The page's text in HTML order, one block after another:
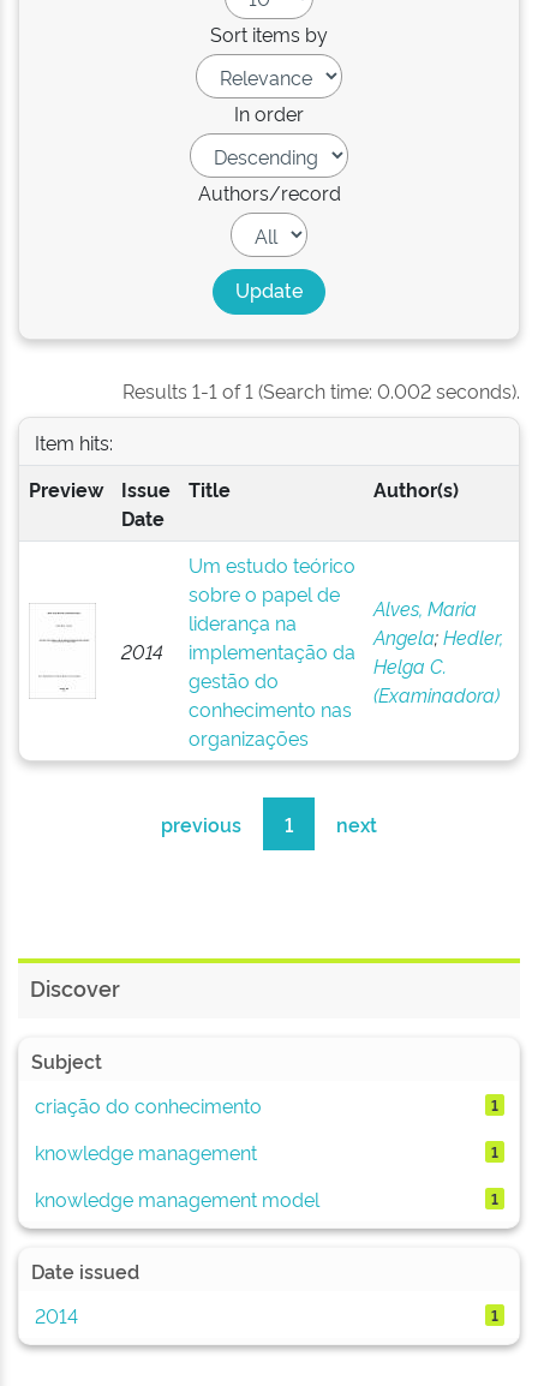
Sort items by
In order
Authors/record
Results 1-1 of 1 (Search time: 0.002 seconds).
Item hits:
Preview
Issue
Date
Title Author(s)
2014
Um estudo teórico
sobre o papel de
liderança na
implementação da
gestão do
conhecimento nas
organizações
Alves, Maria
Angela;Hedler,
Helga C.
(Examinadora)
previous 1 next
Discover
Subject
criação do conhecimento
1
knowledge management 1
knowledge management model 1
Date issued
2014
1